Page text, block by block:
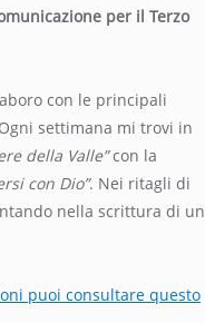
per il Terzo
con le principali
settimana mi trovi in
della Valle”con la
con Dio”. Nei ritagli di
nella scrittura di un
puoi consultare questo